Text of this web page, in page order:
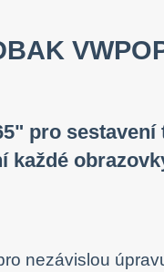
pro sestavení
nezávislou